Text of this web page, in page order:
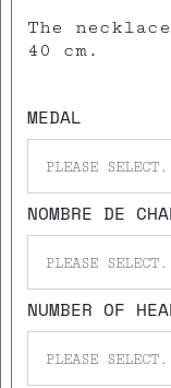
The
40 cm.
MEDAL
PLEASE
NOMBRE DE
PLEASE
NUMBER OF
PLEASE